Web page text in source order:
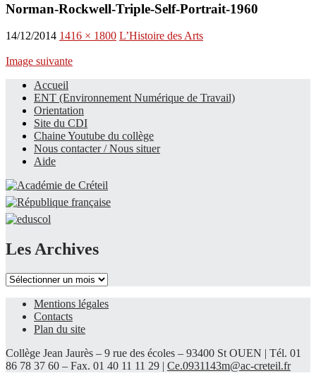
Norman-Rockwell-Triple-Self-Portrait-1960
14/12/2014 1416 × 1800 L’Histoire des Arts
Image suivante
Le site du collège
Accueil
ENT (Environnement Numérique de Travail)
Orientation
Site du CDI
Chaine Youtube du collège
Nous contacter / Nous situer
Aide
Les Archives
Les
Mentions légales
Contacts
Plan du site
Collège Jean Jaurès – 9 rue des écoles – 93400 St OUEN | Tél. 01
86 78 37 60 – Fax. 01 40 11 11 29 | Ce.0931143m@ac-creteil.fr